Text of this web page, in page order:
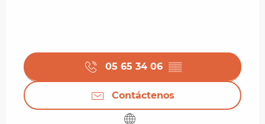
05 65 34 06 ▒▒
Contáctenos